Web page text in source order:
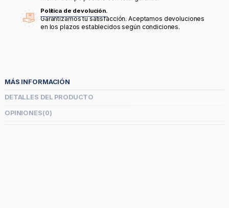
Política de devolución.
Garantizamos tu satisfacción. Aceptamos devoluciones
en los plazos establecidos según condiciones.
MÁS INFORMACIÓN
DETALLES DEL PRODUCTO
OPINIONES(0)